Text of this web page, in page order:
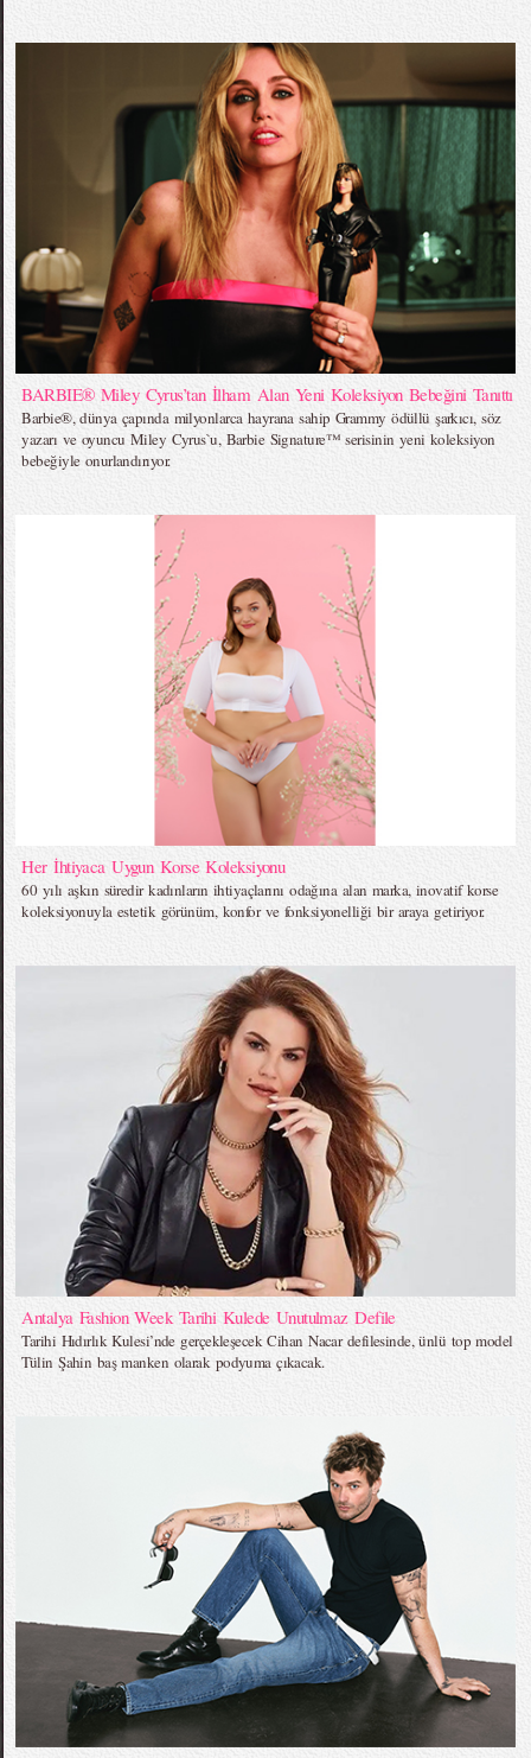
BARBIE® Miley Cyrus’tan İlham Alan Yeni Koleksiyon Bebeğini Tanıttı
Barbie®, dünya çapında milyonlarca hayrana sahip Grammy ödüllü şarkıcı, söz
yazarı ve oyuncu Miley Cyrus`u, Barbie Signature™ serisinin yeni koleksiyon
bebeğiyle onurlandırıyor.
Her İhtiyaca Uygun Korse Koleksiyonu
60 yılı aşkın süredir kadınların ihtiyaçlarını odağına alan marka, inovatif korse
koleksiyonuyla estetik görünüm, konfor ve fonksiyonelliği bir araya getiriyor.
Antalya Fashion Week Tarihi Kulede Unutulmaz Defile
Tarihi Hıdırlık Kulesi’nde gerçekleşecek Cihan Nacar defilesinde, ünlü top model
Tülin Şahin baş manken olarak podyuma çıkacak.